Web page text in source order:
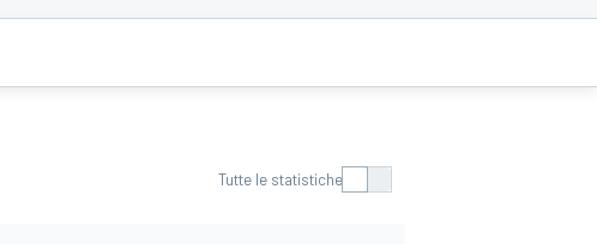
Tutte le statistiche